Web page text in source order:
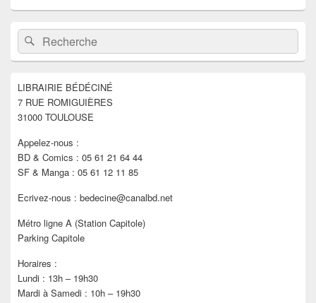
Zone
principale
de
widget
barre
latérale
Recherche :Rechercher
LIBRAIRIE BÉDÉCINÉ
7 RUE ROMIGUIÈRES
31000 TOULOUSE
Appelez-nous :
BD & Comics : 05 61 21 64 44
SF & Manga : 05 61 12 11 85
Ecrivez-nous : bedecine@canalbd.net
Métro ligne A (Station Capitole)
Parking Capitole
Horaires :
Lundi : 13h – 19h30
Mardi à Samedi : 10h – 19h30